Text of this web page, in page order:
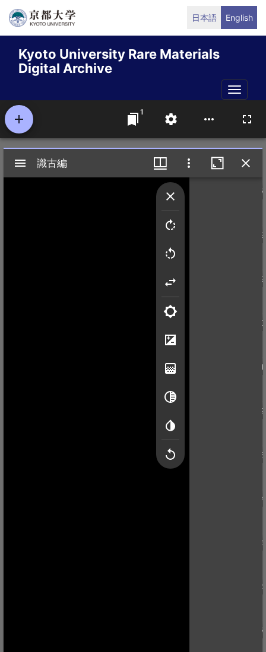
Skip
content
日本語 English
Kyoto University Rare Materials
Digital Archive
Toggle